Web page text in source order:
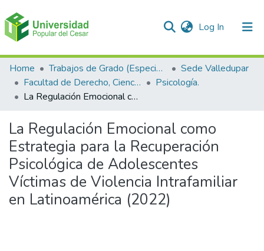
Log In (current)
Communities & Collections
All of DSpace
Home Trabajos de Grado (Especializaciones y Pregrados)
Sede Valledupar
Facultad de Derecho, Ciencias Políticas y Sociales.
Psicología.
La Regulación Emocional como Estrategia para la Recuperación Psicológica de Adolescentes Víctimas de Violencia Intrafamiliar en Latinoamérica (2022)
La Regulación Emocional como
Estrategia para la Recuperación
Psicológica de Adolescentes
Víctimas de Violencia Intrafamiliar
en Latinoamérica (2022)